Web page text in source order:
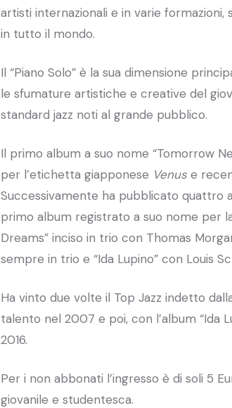
artisti internazionali e in varie formazioni,
in tutto il mondo.
Il “Piano Solo” è la sua dimensione
le sfumature artistiche e creative del
standard jazz noti al grande pubblico.
Il primo album a suo nome “Tomorrow
per l’etichetta giapponese Venus e
Successivamente ha pubblicato quattro
primo album registrato a suo nome per
Dreams” inciso in trio con Thomas
sempre in trio e “Ida Lupino” con Louis
Ha vinto due volte il Top Jazz indetto
talento nel 2007 e poi, con l’album “Ida
2016.
Per i non abbonati l’ingresso è di soli 5
giovanile e studentesca.